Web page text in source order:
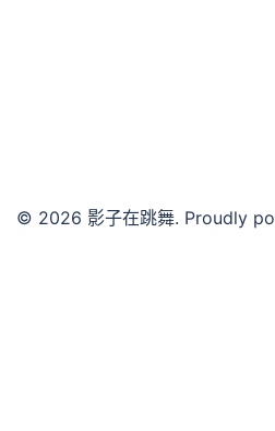
© 2026 影子在跳舞. Proudly